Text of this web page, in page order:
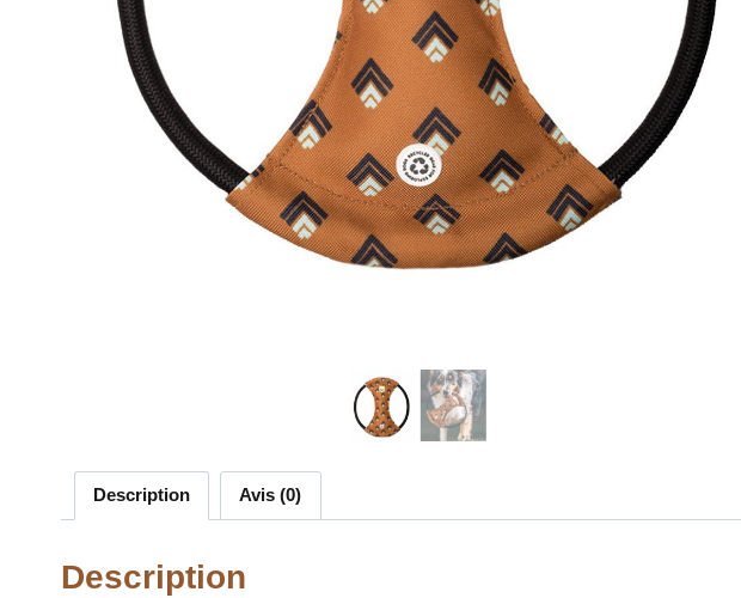
Description Avis (0)
Description